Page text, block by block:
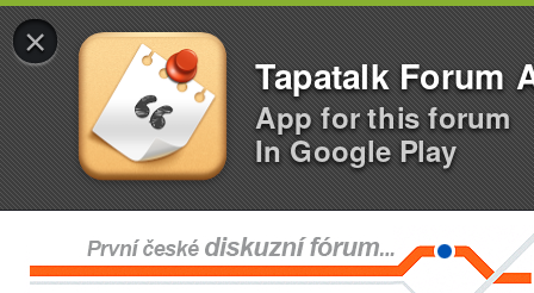
×
Tapatalk Forum
App for this forum
In Google Play